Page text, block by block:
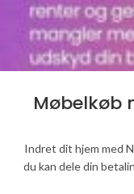
Møbelkøb
Indret dit hjem med
du kan dele din